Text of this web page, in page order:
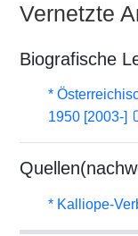
Vernetzte
Biografische
*
1950 [2003-]
* Kalliope-